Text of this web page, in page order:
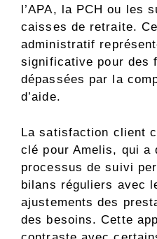
l’APA, la PCH ou les
caisses de retraite.
administratif
significative pour des
dépassées par la
d’aide.
La satisfaction client
clé pour Amelis, qui a
processus de suivi
bilans réguliers avec
ajustements des
des besoins. Cette